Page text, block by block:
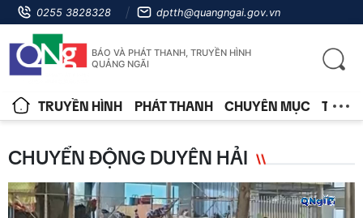
0255 3828328 dptth@quangngai.gov.vn
BÁO VÀ PHÁT THANH, TRUYỀN HÌNH
QUẢNG NGÃI
TRUYỀN HÌNH PHÁT THANH CHUYÊN MỤC TIN
CHUYỂN ĐỘNG DUYÊN HẢI